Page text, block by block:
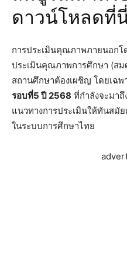
ดาวน์โหลดที่
การประเมินคุณภาพภายนอกโ
ประเมินคุณภาพการศึกษา (ส
สถานศึกษาต้องเผชิญ โดยเฉพ
รอบที่5 ปี 2568 ที่กำลังจะมา
แนวทางการประเมินให้ทันสมั
ในระบบการศึกษาไทย